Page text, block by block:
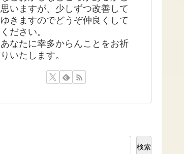
思いますが、少しずつ改善して
ゆきますのでどうぞ仲良くして
ください。
あなたに幸多からんことをお祈
りいたします。
検索